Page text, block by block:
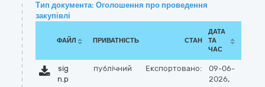
Тип документа: Оголошення про проведення
закупівлі
ФАЙЛ ПРИВАТНІСТЬ СТАН
ДАТА
ТА
ЧАС
sig
n.p
публічний Експортовано:
09-06-
2026,